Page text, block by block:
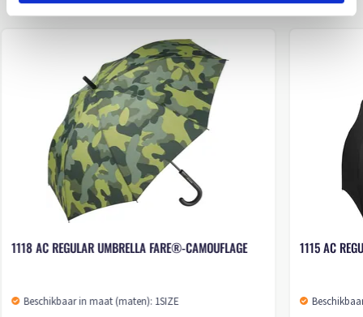
1118 AC REGULAR UMBRELLA FARE®-CAMOUFLAGE
Beschikbaar in maat (maten): 1SIZE
1115 AC